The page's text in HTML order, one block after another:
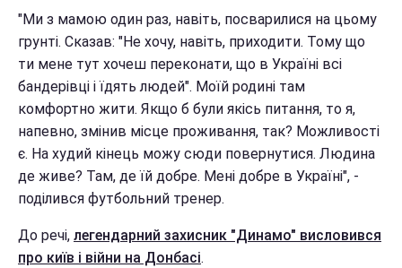
"Ми з мамою один раз, навіть, посварилися на цьому
грунті. Сказав: "Не хочу, навіть, приходити. Тому що
ти мене тут хочеш переконати, що в Україні всі
бандерівці і їдять людей". Моїй родині там
комфортно жити. Якщо б були якісь питання, то я,
напевно, змінив місце проживання, так? Можливості
є. На худий кінець можу сюди повернутися. Людина
де живе? Там, де їй добре. Мені добре в Україні", -
поділився футбольний тренер.
До речі, легендарний захисник "Динамо" висловився
про київ і війни на Донбасі.